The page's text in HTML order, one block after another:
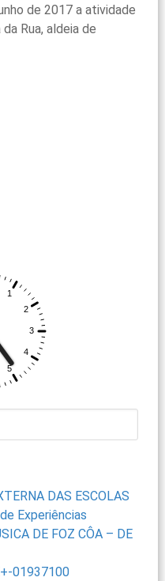
de 2017 a atividade
Rua, aldeia de
DAS ESCOLAS
Experiências
DE FOZ CÔA – DE
01937100